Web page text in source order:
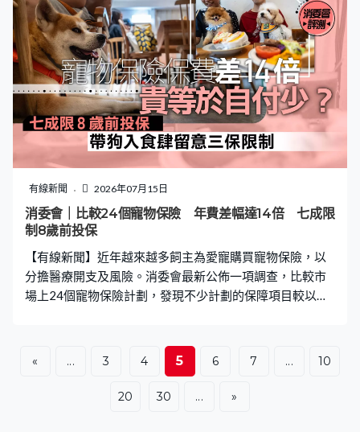
痛心與憤怒，並透露已向香港警方舉報，獲警方回覆指將
會要求Threads及YouTube移除相關虐狗影片，然而帖文一
出隨即受到網民怒轟。事隔半日，愛協晚上稱對帖文造成
誤解表示致歉，強調是希望公眾持續關注事件，並促請有
關方面嚴肅跟進及處理。 促修例保護動物 愛協：已聯絡
警方要求平台下架影片 愛協在帖文中強調，任何虐待動
物、以生命痛苦取樂的行為，都不應被容忍，亦不應被輕
描淡寫地視作玩笑或惡作劇。愛協指出，現行的動物保障
法例仍有極大改善空間，促請當局建立更完善的法律，除
了引入具阻嚇力的懲處機制外，也應納入更完整的飼養與
謹慎責任觀念。愛協透露，目前正與內地組織合作，研究
在部分內地城市制定「伴侶動物保護條例」的可行性，並
建立動物受虐預警機制。 不過，
有線新聞 2026年07月15日
消委會｜比較24個寵物保險 年費差幅達14倍 七成限
制8歲前投保
【有線新聞】近年越來越多飼主為愛寵購買寵物保險，以
分擔醫療開支及風險。消委會最新公佈一項調查，比較市
場上24個寵物保險計劃，發現不少計劃的保障項目較以往
目，需要額外繳付保費，且各計劃的保費與投保人實際須
承擔的金額存在極大差異。 新增保障多屬加購 年保費最
高達1.4萬元 消委會於今年6月收集7間保險公司共24個寵
« ... 3 4 5 6 7 ... 10
20 30 ... »